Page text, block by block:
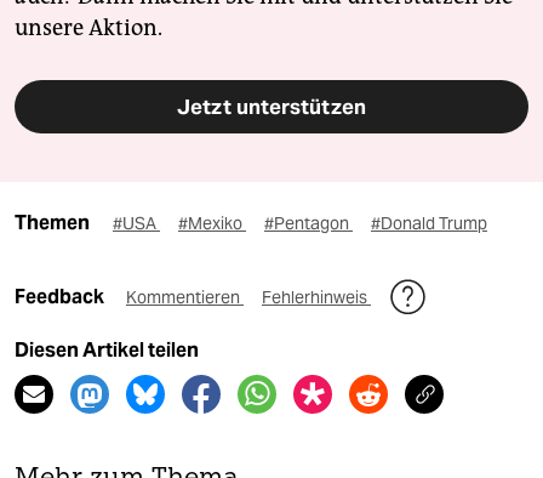
unsere Aktion.
Jetzt unterstützen
Themen #USA #Mexiko #Pentagon #Donald Trump
Feedback Kommentieren Fehlerhinweis
Diesen Artikel teilen